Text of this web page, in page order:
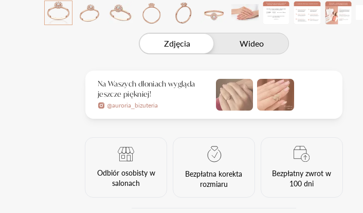
Zdjęcia Wideo
Na Waszych dłoniach wygląda
jeszcze piękniej!
@auroria_bizuteria
Odbiór osobisty w
salonach
Bezpłatna korekta
rozmiaru
Bezpłatny zwrot w
100 dni